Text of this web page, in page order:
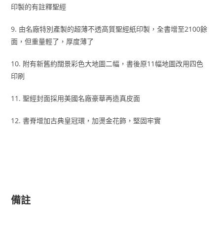
印製的有註釋聖經
9. 由名廠特別產製的超薄不透高質聖經紙印製，全書增至2100餘
面，但重量輕了，厚度薄了
10. 附有新舊約闊景彩色大地圖二幅，書後原11幅地圖改用四色
印刷
11. 聖經封面採用美國名廠豪華再造真皮面
12. 書脊增加古典皇冠環，加燙金花飾，堅固牢實
備註